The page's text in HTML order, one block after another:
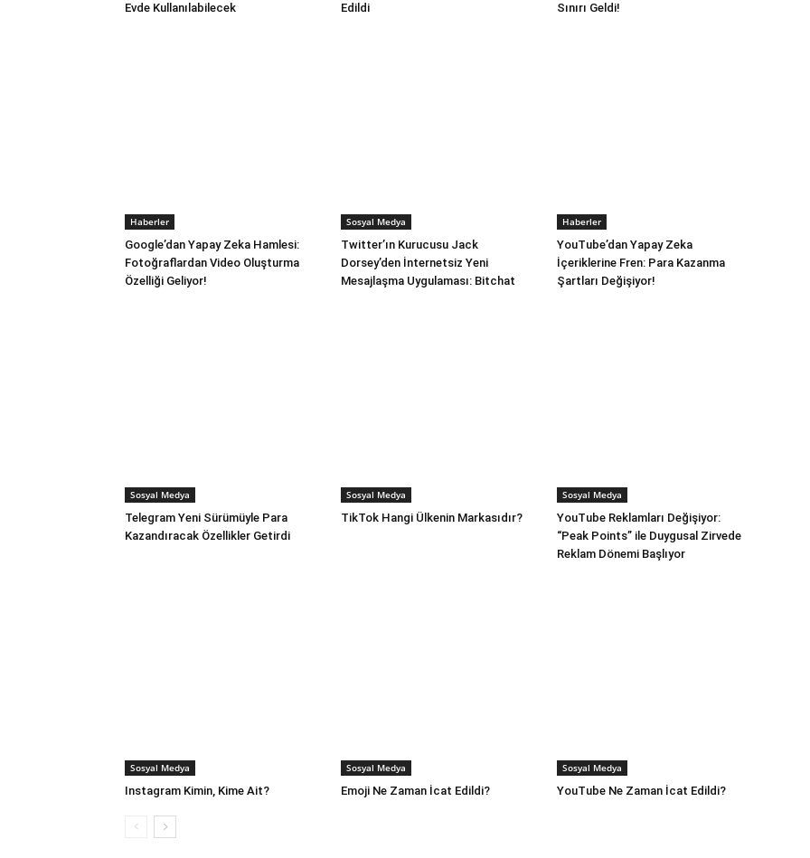
Evde Kullanılabilecek
Edildi
Sınırı Geldi!
Haberler
Google’dan Yapay Zeka Hamlesi:
Fotoğraflardan Video Oluşturma
Özelliği Geliyor!
Sosyal Medya
Twitter’ın Kurucusu Jack
Dorsey’den İnternetsiz Yeni
Mesajlaşma Uygulaması: Bitchat
Haberler
YouTube’dan Yapay Zeka
İçeriklerine Fren: Para Kazanma
Şartları Değişiyor!
Sosyal Medya
Telegram Yeni Sürümüyle Para
Kazandıracak Özellikler Getirdi
Sosyal Medya
TikTok Hangi Ülkenin Markasıdır?
Sosyal Medya
YouTube Reklamları Değişiyor:
“Peak Points” ile Duygusal Zirvede
Reklam Dönemi Başlıyor
Sosyal Medya
Instagram Kimin, Kime Ait?
Sosyal Medya
Emoji Ne Zaman İcat Edildi?
Sosyal Medya
YouTube Ne Zaman İcat Edildi?